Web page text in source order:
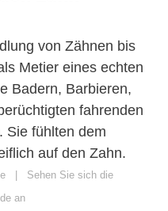
von Zähnen bis
Metier eines echten
Badern, Barbieren,
fahrenden
Sie fühlten dem
auf den Zahn.
| Sehen Sie sich die
an